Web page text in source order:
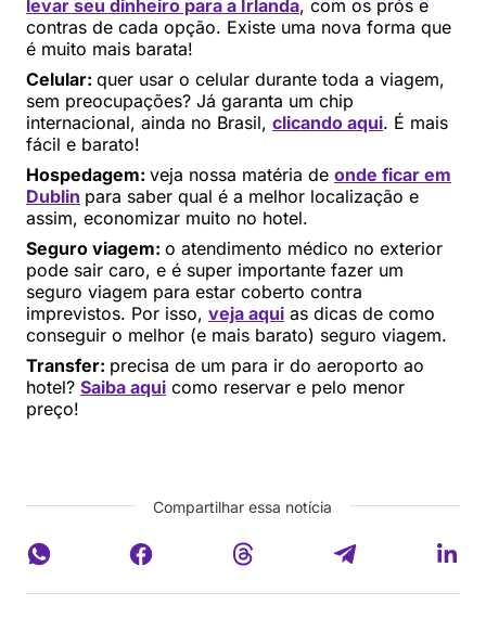
levar seu dinheiro para a Irlanda, com os prós e
contras de cada opção. Existe uma nova forma que
é muito mais barata!
Celular: quer usar o celular durante toda a viagem,
sem preocupações? Já garanta um chip
internacional, ainda no Brasil, clicando aqui. É mais
fácil e barato!
Hospedagem: veja nossa matéria de onde ficar em
Dublin para saber qual é a melhor localização e
assim, economizar muito no hotel.
Seguro viagem: o atendimento médico no exterior
pode sair caro, e é super importante fazer um
seguro viagem para estar coberto contra
imprevistos. Por isso, veja aqui as dicas de como
conseguir o melhor (e mais barato) seguro viagem.
Transfer: precisa de um para ir do aeroporto ao
hotel? Saiba aqui como reservar e pelo menor
preço!
Compartilhar essa notícia